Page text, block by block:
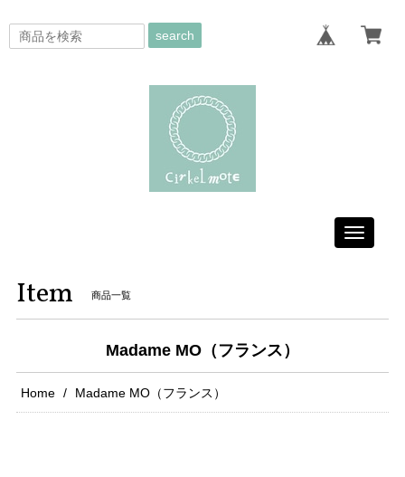
search
Toggle
Item 商品一覧
Madame MO（フランス）
Home Madame MO（フランス）